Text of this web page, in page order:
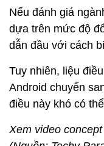
Nếu đánh giá
dựa trên mức độ
dẫn đầu với cách
Tuy nhiên, liệu
Android chuyển
điều này khó có
Xem video